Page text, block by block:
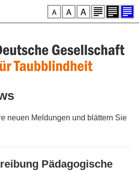
neuen Meldungen und blättern Sie
Pädagogische